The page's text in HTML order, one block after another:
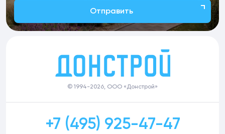
Отправить
© 1994-2026, ООО «Донстрой»
+7 (495) 925-47-47